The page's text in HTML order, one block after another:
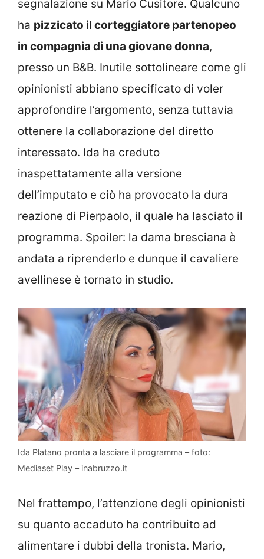
segnalazione su Mario Cusitore. Qualcuno
ha pizzicato il corteggiatore partenopeo
in compagnia di una giovane donna,
presso un B&B. Inutile sottolineare come gli
opinionisti abbiano specificato di voler
approfondire l’argomento, senza tuttavia
ottenere la collaborazione del diretto
interessato. Ida ha creduto
inaspettatamente alla versione
dell’imputato e ciò ha provocato la dura
reazione di Pierpaolo, il quale ha lasciato il
programma. Spoiler: la dama bresciana è
andata a riprenderlo e dunque il cavaliere
avellinese è tornato in studio.
Ida Platano pronta a lasciare il programma – foto:
Mediaset Play – inabruzzo.it
Nel frattempo, l’attenzione degli opinionisti
su quanto accaduto ha contribuito ad
alimentare i dubbi della tronista. Mario,